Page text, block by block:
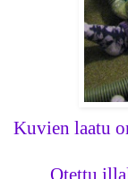
Kuvien laatu
Otettu